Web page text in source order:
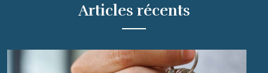
Articles récents